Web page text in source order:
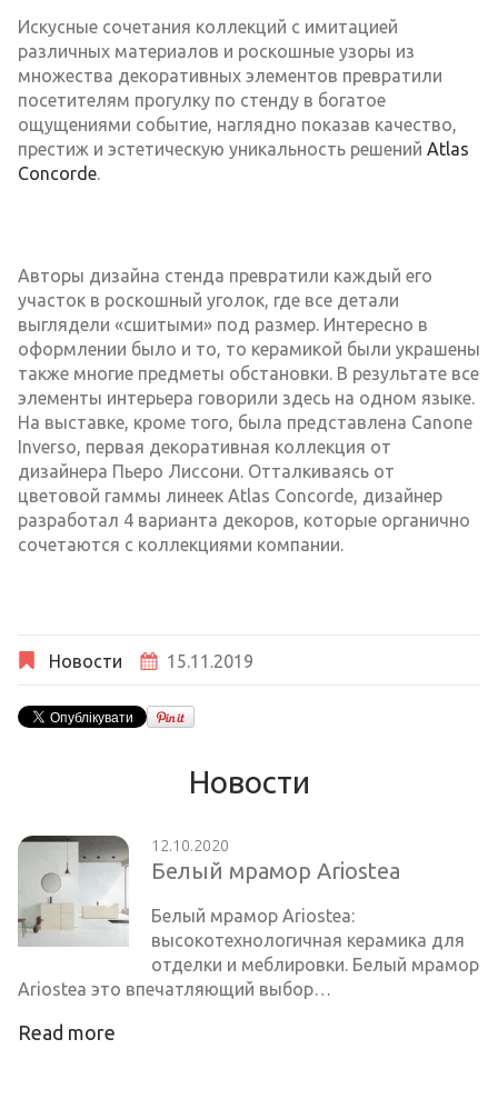
Искусные сочетания коллекций с имитацией
различных материалов и роскошные узоры из
множества декоративных элементов превратили
посетителям прогулку по стенду в богатое
ощущениями событие, наглядно показав качество,
престиж и эстетическую уникальность решений Atlas
Concorde.
Авторы дизайна стенда превратили каждый его
участок в роскошный уголок, где все детали
выглядели «сшитыми» под размер. Интересно в
оформлении было и то, то керамикой были украшены
также многие предметы обстановки. В результате все
элементы интерьера говорили здесь на одном языке.
На выставке, кроме того, была представлена Canone
Inverso, первая декоративная коллекция от
дизайнера Пьеро Лиссони. Отталкиваясь от
цветовой гаммы линеек Atlas Concorde, дизайнер
разработал 4 варианта декоров, которые органично
сочетаются с коллекциями компании.
Новости 15.11.2019
Новости
12.10.2020
Белый мрамор Ariostea
Белый мрамор Ariostea:
высокотехнологичная керамика для
отделки и меблировки. Белый мрамор
Ariostea это впечатляющий выбор…
Read more